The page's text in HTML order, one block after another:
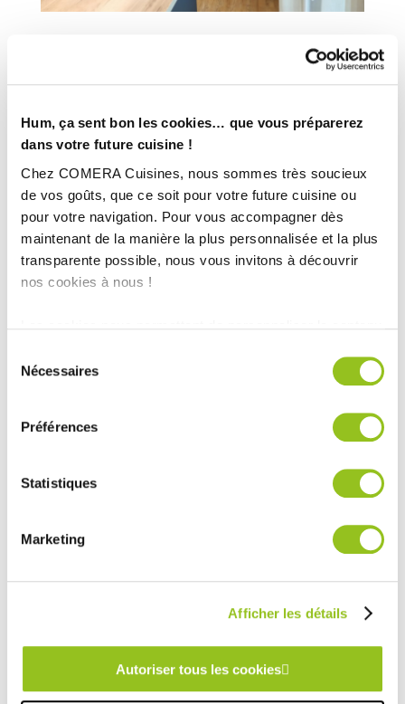
Hum, ça sent bon les cookies… que vous préparerez
dans votre future cuisine !
Chez COMERA Cuisines, nous sommes très soucieux
de vos goûts, que ce soit pour votre future cuisine ou
pour votre navigation. Pour vous accompagner dès
maintenant de la manière la plus personnalisée et la plus
transparente possible, nous vous invitons à découvrir
nos cookies à nous !
médias sociaux et d'analyser notre trafic. Nous
partageons également des informations sur l'utilisation de
notre site avec nos partenaires de médias sociaux, de
publicité et d'analyse, qui peuvent combiner celles-ci
ou qu'ils ont collectées lors de votre utilisation de leurs
Nécessaires
Préférences
Statistiques
Marketing
Afficher les détails
Autoriser tous les cookies
TECHNIQUES :
Magasin : COMERA Cuisines à Romilly-sur-Seine – Maizières la
COMERA
Prendre rendez-vous
LA VERRIÈRE POUR UN LOOK RÉSOLUMENT INDUSTRIEL !